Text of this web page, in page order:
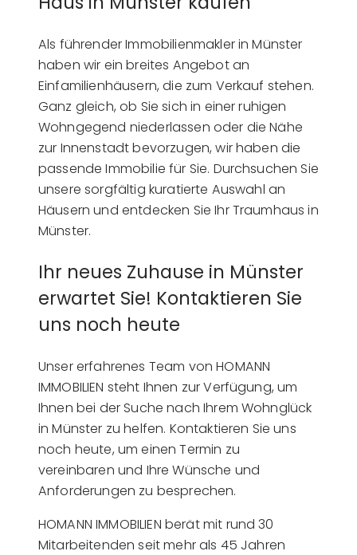
Als führender Immobilienmakler in Münster
haben wir ein breites Angebot an
Einfamilienhäusern, die zum Verkauf stehen.
Ganz gleich, ob Sie sich in einer ruhigen
Wohngegend niederlassen oder die Nähe
zur Innenstadt bevorzugen, wir haben die
passende Immobilie für Sie. Durchsuchen Sie
unsere sorgfältig kuratierte Auswahl an
Häusern und entdecken Sie Ihr Traumhaus in
Münster.
Ihr neues Zuhause in Münster
erwartet Sie! Kontaktieren Sie
uns noch heute
Unser erfahrenes Team von HOMANN
IMMOBILIEN steht Ihnen zur Verfügung, um
Ihnen bei der Suche nach Ihrem Wohnglück
in Münster zu helfen. Kontaktieren Sie uns
noch heute, um einen Termin zu
vereinbaren und Ihre Wünsche und
Anforderungen zu besprechen.
HOMANN IMMOBILIEN berät mit rund 30
Mitarbeitenden seit mehr als 45 Jahren